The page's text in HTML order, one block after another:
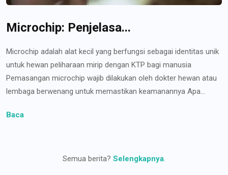
Microchip: Penjelasa...
Microchip adalah alat kecil yang berfungsi sebagai identitas unik
untuk hewan peliharaan mirip dengan KTP bagi manusia
Pemasangan microchip wajib dilakukan oleh dokter hewan atau
lembaga berwenang untuk memastikan keamanannya Apa...
Baca
Semua berita? Selengkapnya.